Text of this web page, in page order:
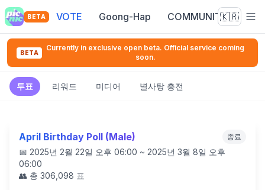
BETA VOTE Goong-Hap COMMUNITY🇰🇷
BETA
Currently in exclusive open beta. Official service coming
soon.
투표 리워드 미디어 별사탕 충전
April Birthday Poll (Male) 종료
📅 2025년 2월 22일 오후 06:00 ~ 2025년 3월 8일 오후
06:00
👥 총 306,098 표